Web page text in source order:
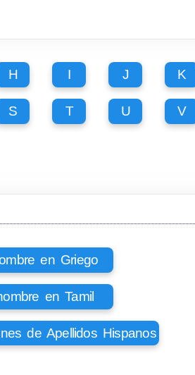
H I J K
S T U V
en Griego
en Tamil
de Apellidos Hispanos